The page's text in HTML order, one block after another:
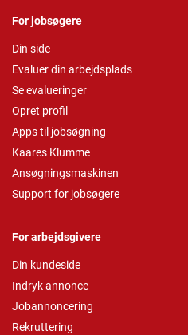
For jobsøgere
Din side
Evaluer din arbejdsplads
Se evalueringer
Opret profil
Apps til jobsøgning
Kaares Klumme
Ansøgningsmaskinen
Support for jobsøgere
For arbejdsgivere
Din kundeside
Indryk annonce
Jobannoncering
Rekruttering